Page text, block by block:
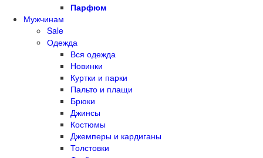
Парфюм
Мужчинам
Sale
Одежда
Вся одежда
Новинки
Куртки и парки
Пальто и плащи
Брюки
Джинсы
Костюмы
Джемперы и кардиганы
Толстовки